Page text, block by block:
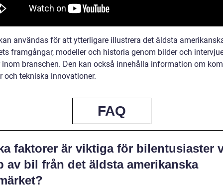
användas för att ytterligare illustrera det äldsta
framgångar, modeller och historia genom bilder och
inom branschen. Den kan också innehålla information om
och tekniska innovationer.
FAQ
faktorer är viktiga för bilentusiaster
av bil från det äldsta amerikanska